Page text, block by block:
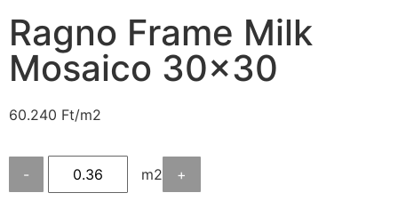
Ragno Frame Milk
Mosaico 30×30
60.240 Ft/m2
- m2 +